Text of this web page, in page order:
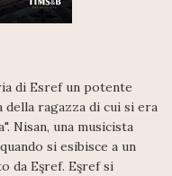
di Esref un potente
della ragazza di cui si era
Nisan, una musicista
si esibisce a un
da Eşref. Eşref si